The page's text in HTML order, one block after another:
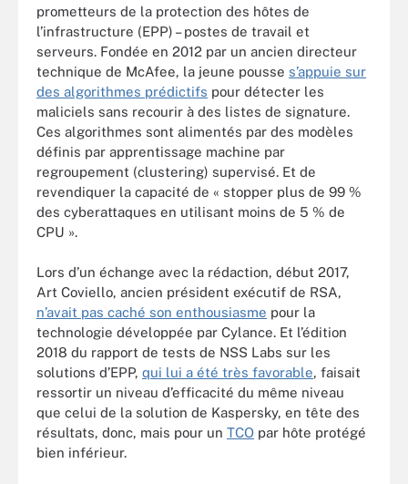
prometteurs de la protection des hôtes de
l’infrastructure (EPP) – postes de travail et
serveurs. Fondée en 2012 par un ancien directeur
technique de McAfee, la jeune pousse s’appuie sur
des algorithmes prédictifs pour détecter les
maliciels sans recourir à des listes de signature.
Ces algorithmes sont alimentés par des modèles
définis par apprentissage machine par
regroupement (clustering) supervisé. Et de
revendiquer la capacité de « stopper plus de 99 %
des cyberattaques en utilisant moins de 5 % de
CPU ».
Lors d’un échange avec la rédaction, début 2017,
Art Coviello, ancien président exécutif de RSA,
n’avait pas caché son enthousiasme pour la
technologie développée par Cylance. Et l’édition
2018 du rapport de tests de NSS Labs sur les
solutions d’EPP, qui lui a été très favorable, faisait
ressortir un niveau d’efficacité du même niveau
que celui de la solution de Kaspersky, en tête des
résultats, donc, mais pour un TCO par hôte protégé
bien inférieur.